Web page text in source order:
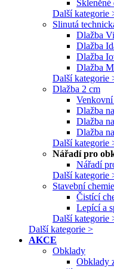
Skleněné
Další kategorie
Slinutá
Dlažba
Dlažba
Dlažba
Dlažba
Další kategorie
Dlažba 2 cm
Dlažba
Dlažba
Dlažba
Další kategorie
Nářadí pro
Nářadí
Další kategorie
Stavební chemie
Čistící
Lepící a
Další kategorie
Další kategorie >
AKCE
Obklady
Obklady